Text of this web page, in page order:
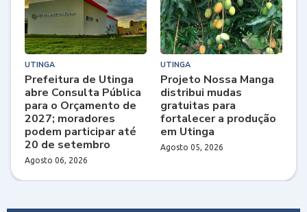
UTINGA
Prefeitura de Utinga
abre Consulta Pública
para o Orçamento de
2027; moradores
podem participar até
20 de setembro
Agosto 06, 2026
UTINGA
Projeto Nossa Manga
distribui mudas
gratuitas para
fortalecer a produção
em Utinga
Agosto 05, 2026